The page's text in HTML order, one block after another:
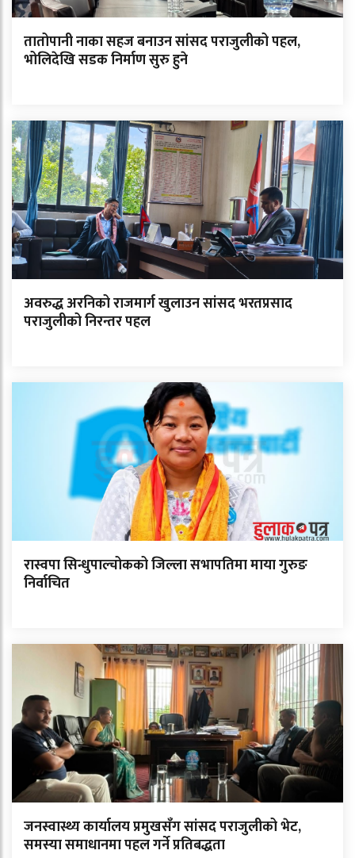
तातोपानी नाका सहज बनाउन सांसद पराजुलीको पहल,
भोलिदेखि सडक निर्माण सुरु हुने
अवरुद्ध अरनिको राजमार्ग खुलाउन सांसद भरतप्रसाद
पराजुलीको निरन्तर पहल
रास्वपा सिन्धुपाल्चोकको जिल्ला सभापतिमा माया गुरुङ
निर्वाचित
जनस्वास्थ्य कार्यालय प्रमुखसँग सांसद पराजुलीको भेट,
समस्या समाधानमा पहल गर्ने प्रतिबद्धता